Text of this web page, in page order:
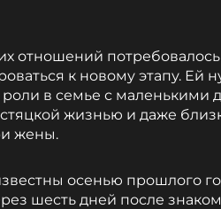
отношений
к новому этапу. Ей
в семье с маленькими
жизнью и даже
жены.
осенью прошлого
шесть дней после